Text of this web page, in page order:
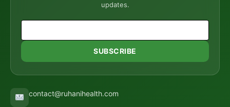
updates.
SUBSCRIBE
contact@ruhanihealth.com